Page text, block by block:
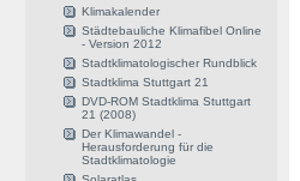
Klimakalender
Städtebauliche Klimafibel Online
- Version 2012
Stadtklimatologischer Rundblick
Stadtklima Stuttgart 21
DVD-ROM Stadtklima Stuttgart
21 (2008)
Der Klimawandel -
Herausforderung für die
Stadtklimatologie